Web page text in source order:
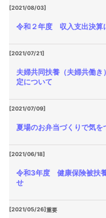
[2021/08/03]
令和２年度 収入支出決算
[2021/07/21]
夫婦共同扶養（夫婦共働
定について
[2021/07/09]
夏場のお弁当づくりで気を
[2021/06/18]
令和3年度 健康保険被扶
せ
[2021/05/26]重要